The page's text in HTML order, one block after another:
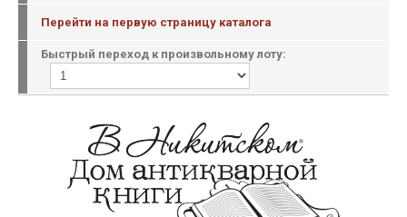
Перейти на первую страницу каталога
Быстрый переход к произвольному лоту: